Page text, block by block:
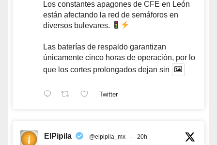
Los constantes apagones de CFE en León
están afectando la red de semáforos en
diversos bulevares.
Las baterías de respaldo garantizan
únicamente cinco horas de operación, por lo
que los cortes prolongados dejan sin
Twitter
ElPipila @elpipila_mx · 20h